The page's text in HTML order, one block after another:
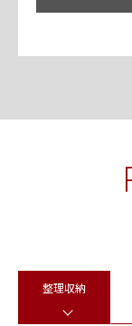
整理収納